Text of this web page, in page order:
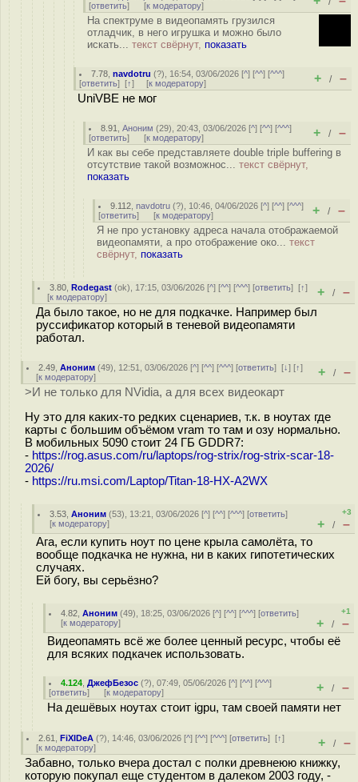
[ответить] [к модератору]
На спектруме в видеопамять грузился
отладчик, в него игрушка и можно было
искать... текст свёрнут, показать
7.78 ,navdotru (?), 16:54, 03/06/2026 [^] [^^] [^^^]
[ответить] [↑] [к модератору] + / –
UniVBE не мог
8.91 ,Аноним (29), 20:43, 03/06/2026 [^] [^^] [^^^]
[ответить] [к модератору] + / –
И как вы себе представляете double triple buffering в
отсутствие такой возможнос... текст свёрнут,
показать
9.112 ,navdotru (?), 10:46, 04/06/2026 [^] [^^] [^^^]
[ответить] [к модератору] + / –
Я не про установку адреса начала отображаемой
видеопамяти, а про отображение око... текст
свёрнут, показать
3.80 ,Rodegast (ok), 17:15, 03/06/2026 [^] [^^] [^^^] [ответить][↑]
[к модератору] + / –
Да было такое, но не для подкачке. Например был
руссификатор который в теневой видеопамяти
работал.
2.49 ,Аноним (49), 12:51, 03/06/2026 [^] [^^] [^^^] [ответить][↓] [↑]
[к модератору] + / –
>И не только для NVidia, а для всех видеокарт
Ну это для каких-то редких сценариев, т.к. в ноутах где
карты с большим объёмом vram то там и озу нормально.
В мобильных 5090 стоит 24 ГБ GDDR7:
- https://rog.asus.com/ru/laptops/rog-strix/rog-strix-scar-18-
2026/
- https://ru.msi.com/Laptop/Titan-18-HX-A2WX
3.53 ,Аноним (53), 13:21, 03/06/2026 [^] [^^] [^^^] [ответить]
[к модератору]
+3
+ / –
Ага, если купить ноут по цене крыла самолёта, то
вообще подкачка не нужна, ни в каких гипотетических
случаях.
Ей богу, вы серьёзно?
4.82 ,Аноним (49), 18:25, 03/06/2026 [^] [^^] [^^^] [ответить]
[к модератору]
+1
+ / –
Видеопамять всё же более ценный ресурс, чтобы её
для всяких подкачек использовать.
4.124 ,ДжефБезос (?), 07:49, 05/06/2026 [^] [^^] [^^^]
[ответить] [к модератору] + / –
На дешёвых ноутах стоит igpu, там своей памяти нет
2.61 ,FiXIDeA (?), 14:46, 03/06/2026 [^] [^^] [^^^] [ответить][↑]
[к модератору] + / –
Забавно, только вчера достал с полки древнеюю книжку,
которую покупал еще студентом в далеком 2003 году, -